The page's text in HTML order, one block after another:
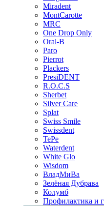
Miradent
MontCarotte
MRC
One Drop Only
Oral-B
Paro
Pierrot
Plackers
PresiDENT
R.O.C.S
Sherbet
Silver Care
Splat
Swiss Smile
Swissdent
TePe
Waterdent
White Glo
Wisdom
ВладМиВа
Зелёная Дубрава
Колумб
Профилактика и